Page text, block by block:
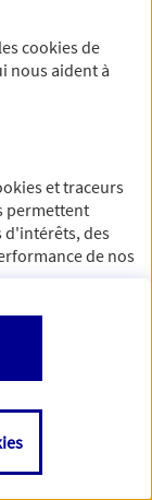
Pour
cookiesde
nous aident à
et traceurs
permettent
d'intérêts, des
de nos
de